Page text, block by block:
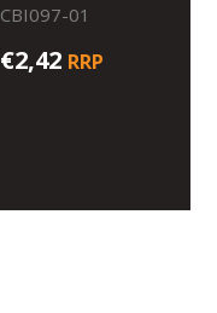
CBI097-01
€2,42 RRP